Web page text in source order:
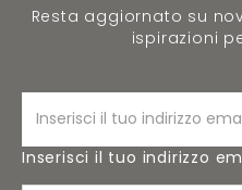
Resta aggiornato su
ispirazioni
Inserisci il tuo indirizzo